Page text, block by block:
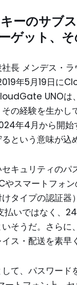
ーのサブ
ゲット、
長 メンデス・
年5月19日に
UNOは
その経験を生か
年4月から開始
という意味が込
キュリティの
やスマートフォ
タイプの認証
払いではなく、
そうだ。さら
ス・配送を素早
て、パスワー